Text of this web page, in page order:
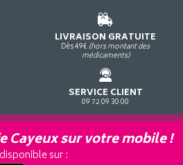
LIVRAISON GRATUITE
Dès 49€ (hors montant des
médicaments)
SERVICE CLIENT
09 72 09 30 00
Cayeux sur votre mobile !
sur :